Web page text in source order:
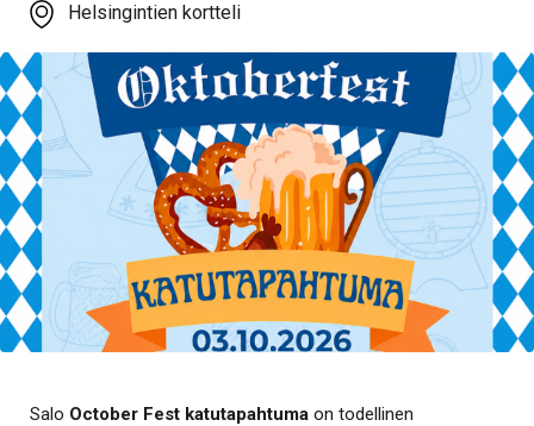
Helsingintien kortteli
Salo October Fest katutapahtuma on todellinen